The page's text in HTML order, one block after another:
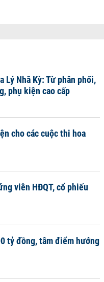
Lý Nhã Kỳ: Từ phân phối,
phụ kiện cao cấp
cho các cuộc thi hoa
viên HĐQT, cổ phiếu
tỷ đồng, tâm điểm hướng